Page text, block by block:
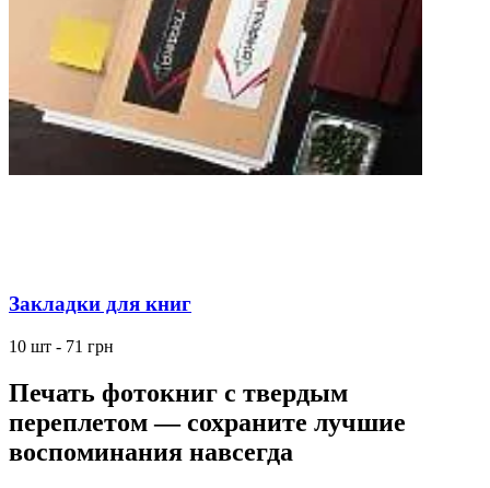
Закладки для книг
10 шт - 71 грн
Печать фотокниг с твердым
переплетом — сохраните лучшие
воспоминания навсегда